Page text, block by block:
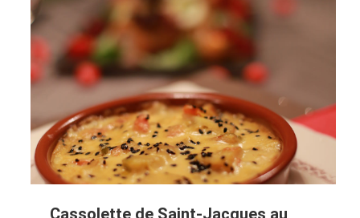
Cassolette de Saint-Jacques au